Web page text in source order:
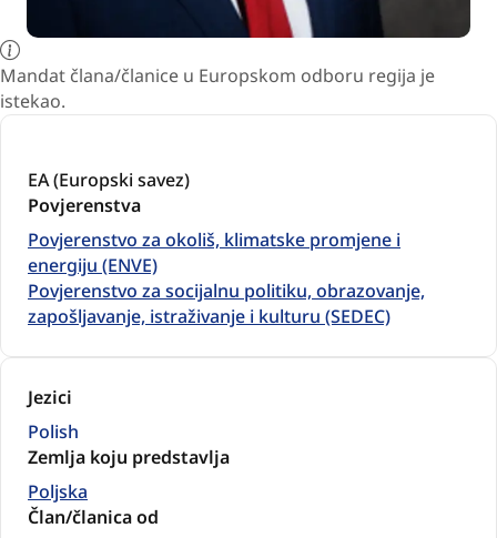
Mandat člana/članice u Europskom odboru regija je
istekao.
EA (Europski savez)
Povjerenstva
Povjerenstvo za okoliš, klimatske promjene i
energiju (ENVE)
Povjerenstvo za socijalnu politiku, obrazovanje,
zapošljavanje, istraživanje i kulturu (SEDEC)
Jezici
Polish
Zemlja koju predstavlja
Poljska
Član/članica od